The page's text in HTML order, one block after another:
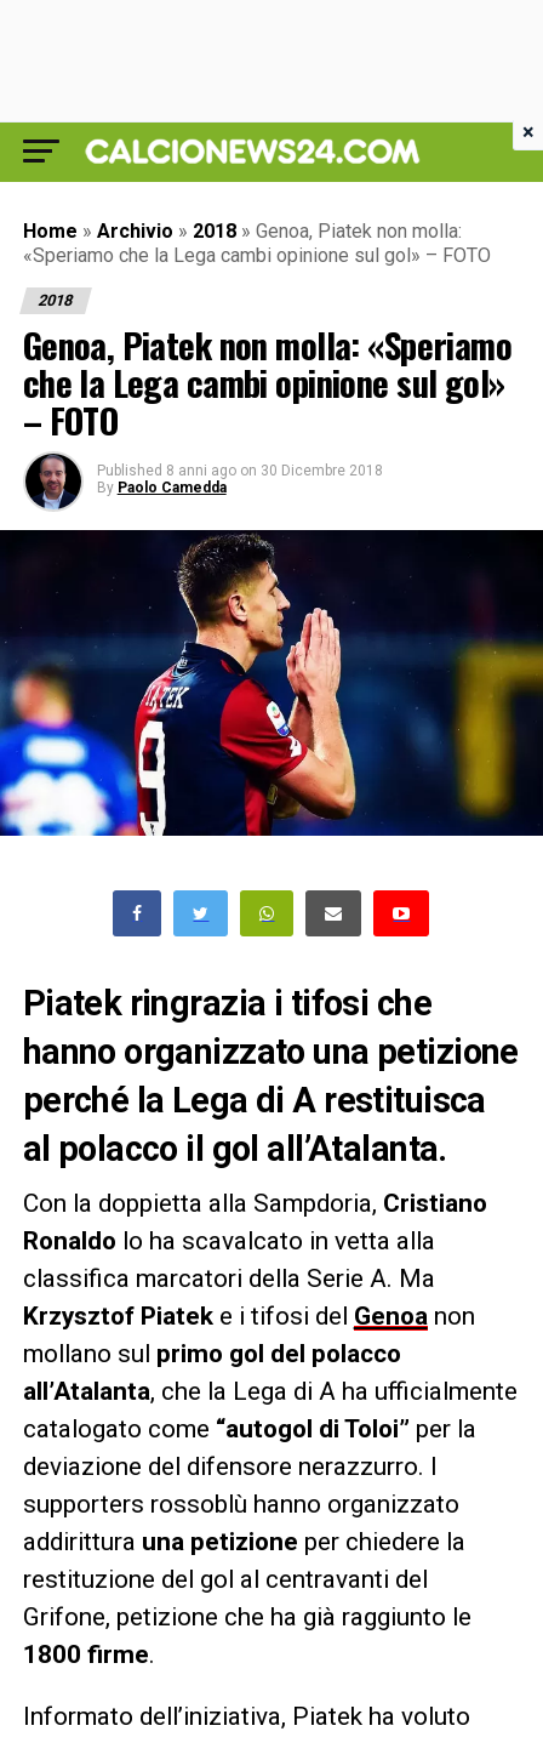
Home » Archivio » 2018 » Genoa, Piatek non molla:
«Speriamo che la Lega cambi opinione sul gol» – FOTO
2018
Genoa, Piatek non molla: «Speriamo
che la Lega cambi opinione sul gol»
– FOTO
Published 8 anni ago on 30 Dicembre 2018
By Paolo Camedda
Piatek ringrazia i tifosi che
hanno organizzato una petizione
perché la Lega di A restituisca
al polacco il gol all’Atalanta.
Con la doppietta alla Sampdoria, Cristiano
Ronaldo lo ha scavalcato in vetta alla
classifica marcatori della Serie A. Ma
Krzysztof Piatek e i tifosi del Genoanon
mollano sul primo gol del polacco
all’Atalanta, che la Lega di A ha ufficialmente
catalogato come “autogol di Toloi” per la
deviazione del difensore nerazzurro. I
supporters rossoblù hanno organizzato
addirittura una petizione per chiedere la
restituzione del gol al centravanti del
Grifone, petizione che ha già raggiunto le
1800 firme.
Informato dell’iniziativa, Piatek ha voluto
×